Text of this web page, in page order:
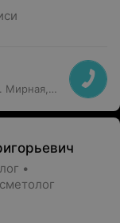
Мирная,
•